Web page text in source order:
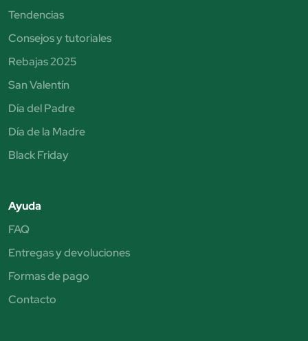
Tendencias
Consejos y tutoriales
Rebajas 2025
San Valentín
Día del Padre
Día de la Madre
Black Friday
Ayuda
FAQ
Entregas y devoluciones
Formas de pago
Contacto